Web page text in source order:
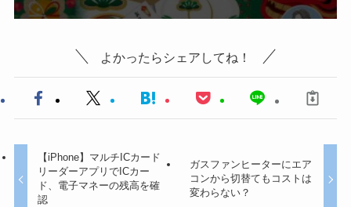
よかったらシェアしてね！
【iPhone】マルチICカード
リーダーアプリでICカー
ド、電子マネーの残高を確
認
ガスファンヒーターにエア
コンから切替てもコストは
変わらない？